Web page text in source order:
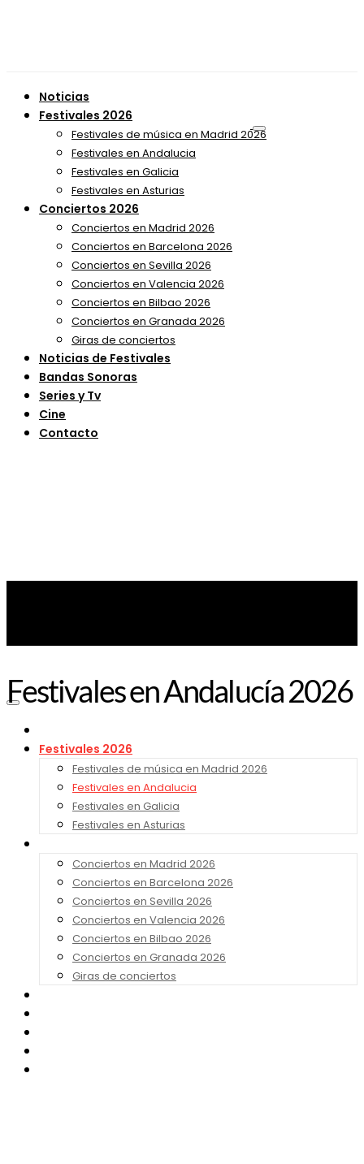
Noticias
Festivales 2026
Festivales de música en Madrid 2026
Festivales en Andalucia
Festivales en Galicia
Festivales en Asturias
Conciertos 2026
Conciertos en Madrid 2026
Conciertos en Barcelona 2026
Conciertos en Sevilla 2026
Conciertos en Valencia 2026
Conciertos en Bilbao 2026
Conciertos en Granada 2026
Giras de conciertos
Noticias de Festivales
Bandas Sonoras
Series y Tv
Cine
Contacto
Festivales 2026
Festivales de música en Madrid 2026
Festivales en Andalucia
Festivales en Galicia
Festivales en Asturias
Conciertos en Madrid 2026
Conciertos en Barcelona 2026
Conciertos en Sevilla 2026
Conciertos en Valencia 2026
Conciertos en Bilbao 2026
Conciertos en Granada 2026
Giras de conciertos
Festivales en Andalucía 2026